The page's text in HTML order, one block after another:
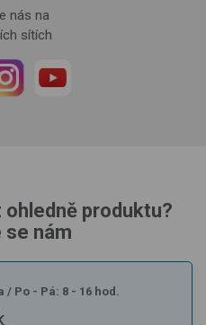
nás na
sítích
produktu?
se nám
/ Po - Pá: 8 - 16 hod.